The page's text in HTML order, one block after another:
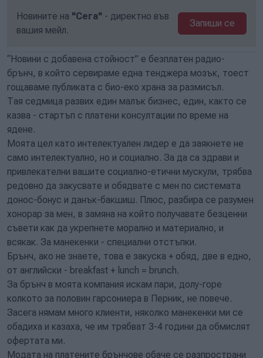
Новините на "Сега" - директно във
вашия мейл.
Запиши се
“Новини с добавена стойност” е безплатен радио-
брънч, в който сервираме една тенджера мозък, тоест
гощаваме публиката с био-еко храна за размисъл.
Тая седмица развих един малък бизнес, един, както се
казва - стартъп с платени консултации по време на
ядене.
Моята цел като интелектуален лидер е да заякнете не
само интелектуално, но и социално. За да са здрави и
привлекателни вашите социално-етични мускули, трябва
редовно да закусвате и обядвате с мен по системата
донос-бонус и данък-бакшиш. Плюс, разбира се разумен
хонорар за мен, в замяна на който получавате безценни
съвети как да укрепнете морално и материално, и
всякак. За манекенки - специални отстъпки.
Брънч, ако не знаете, това е закуска + обяд, две в едно,
от английски - breakfast + lunch = brunch.
За брънч в моята компания искам пари, долу-горе
колкото за половин гарсониера в Перник, не повече.
Засега нямам много клиенти, няколко манекенки ми се
обадиха и казаха, че им трябват 3-4 години да обмислят
офертата ми.
Модата на платените брънчове обаче се разпространи